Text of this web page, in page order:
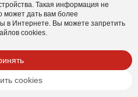
пер. Асаналиева, 3
р/с
«Приорбанк» ОАО, ЦБУ100, г.
Такая информация не
может дать вам более
в Интернете. Вы можете запретить
cookies.
cookies